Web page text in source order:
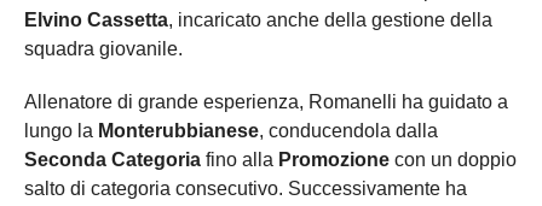
Elvino Cassetta, incaricato anche della gestione della
squadra giovanile.
Allenatore di grande esperienza, Romanelli ha guidato a
lungo la Monterubbianese, conducendola dalla
Seconda Categoria fino alla Promozione con un doppio
salto di categoria consecutivo. Successivamente ha